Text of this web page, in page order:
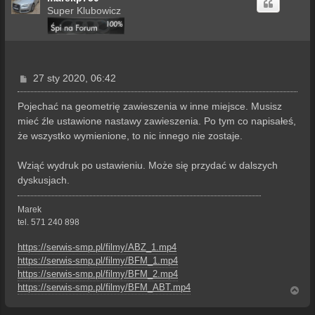
Super Klubowicz
P
o
s
t
27 sty 2020, 06:42
Pojechać na geometrię zawieszenia w inne miejsce. Musisz
mieć źle ustawione nastawy zawieszenia. Po tym co napisałeś,
że wszystko wymienione, to nic innego nie zostaje.
Wziąć wydruk po ustawieniu. Może się przydać w dalszych
dyskusjach.
Marek
tel. 571 240 898
https://serwis-smp.pl/filmy/ABZ_1.mp4
https://serwis-smp.pl/filmy/BFM_1.mp4
https://serwis-smp.pl/filmy/BFM_2.mp4
https://serwis-smp.pl/filmy/BFM_ABT.mp4